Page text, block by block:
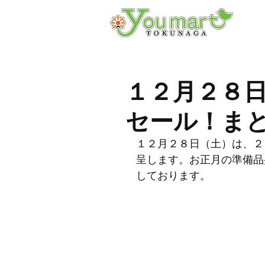
１２月２８
セール！ま
１２月２８日（土）は、
呈します。お正月の準備
しております。